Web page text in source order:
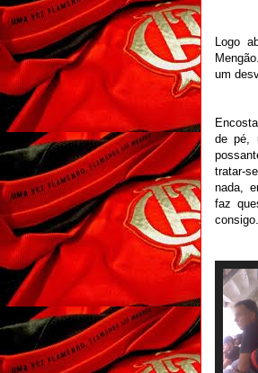
Logo
um
de pé,
tratar-
nada,
faz